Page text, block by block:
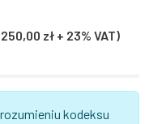
zł + 23% VAT)
kodeksu